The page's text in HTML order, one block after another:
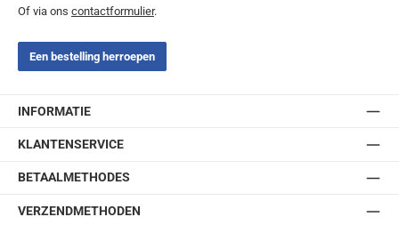
Of via ons contactformulier.
Een bestelling herroepen
INFORMATIE
KLANTENSERVICE
BETAALMETHODES
VERZENDMETHODEN